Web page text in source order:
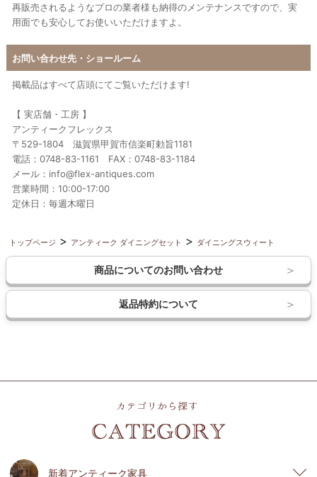
再販売されるようなプロの業者様も納得のメンテナンスですので、実
用面でも安心してお使いいただけますよ。
お問い合わせ先・ショールーム
掲載品はすべて店頭にてご覧いただけます!
【 実店舗・工房 】
アンティークフレックス
〒529-1804 滋賀県甲賀市信楽町勅旨1181
電話：0748-83-1161 FAX：0748-83-1184
メール：info@flex-antiques.com
営業時間：10:00-17:00
定休日：毎週木曜日
トップページ アンティーク ダイニングセット ダイニングスウィート
商品についてのお問い合わせ
返品特約について
新着アンティーク家具